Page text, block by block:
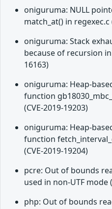
oniguruma: NULL
match_at() in regexec.c
oniguruma: Stack
because of recursion
16163)
oniguruma: Heap-
function
(CVE-2019-19203)
oniguruma: Heap-
function
(CVE-2019-19204)
pcre: Out of bounds
used in non-UTF mode
php: Out of bounds